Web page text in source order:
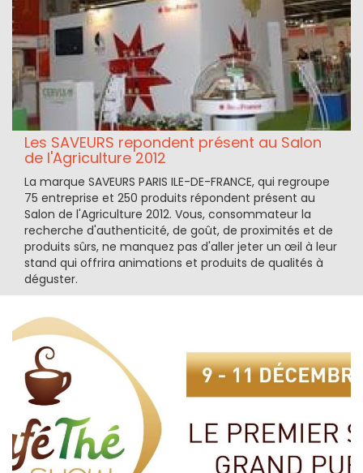
Les SAVEURS repondent présent au Salon
de l'Agriculture 2012
La marque SAVEURS PARIS ILE-DE-FRANCE, qui regroupe
75 entreprise et 250 produits répondent présent au
Salon de l'Agriculture 2012. Vous, consommateur la
recherche d'authenticité, de goût, de proximités et de
produits sûrs, ne manquez pas d'aller jeter un œil à leur
stand qui offrira animations et produits de qualités à
déguster.